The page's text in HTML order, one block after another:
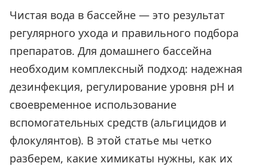
Чистая вода в бассейне — это результат
регулярного ухода и правильного подбора
препаратов. Для домашнего бассейна
необходим комплексный подход: надежная
дезинфекция, регулирование уровня pH и
своевременное использование
вспомогательных средств (альгицидов и
флокулянтов). В этой статье мы четко
разберем, какие химикаты нужны, как их